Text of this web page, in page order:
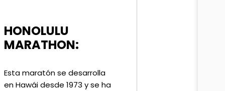
HONOLULU
MARATHON:
Esta maratón se desarrolla
en Hawái desde 1973 y se ha